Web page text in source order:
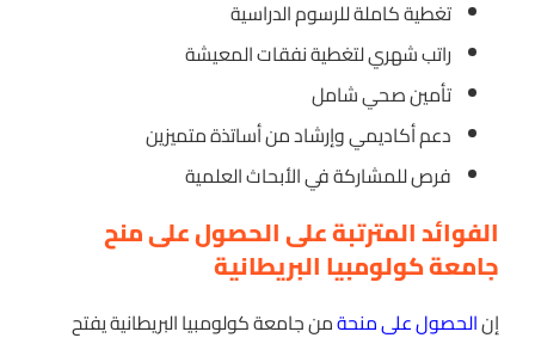
تغطية كاملة للرسوم الدراسية
راتب شهري لتغطية نفقات المعيشة
تأمين صحي شامل
دعم أكاديمي وإرشاد من أساتذة متميزين
فرص للمشاركة في الأبحاث العلمية
الفوائد المترتبة على الحصول على منح
جامعة كولومبيا البريطانية
إنالحصول على منحةمن جامعة كولومبيا البريطانية يفتح